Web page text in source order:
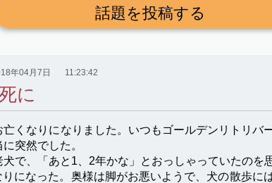
話題を投稿する
年04月7日 11:23:42
に
亡くなりになりました。いつもゴールデンリトリバ
突然でした。
で、「あと1、2年かな」とおっしゃっていたのを
になった。奥様は脚がお悪いようで、犬の散歩に